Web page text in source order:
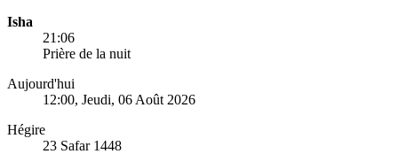
Isha
21:06
Prière de la nuit
Aujourd'hui
12:00, Jeudi, 06 Août 2026
Hégire
23 Safar 1448